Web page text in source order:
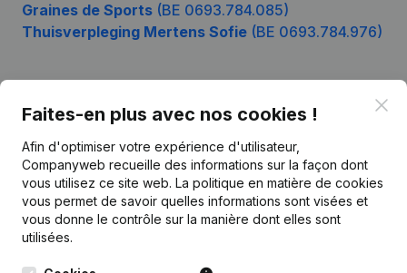
Graines de Sports (BE 0693.784.085)
Thuisverpleging Mertens Sofie (BE 0693.784.976)
Faites-en plus avec nos cookies !
Afin d'optimiser votre expérience d'utilisateur,
Companyweb recueille des informations sur la façon dont
vous utilisez ce site web. La politique en matière de cookies
vous permet de savoir quelles informations sont visées et
vous donne le contrôle sur la manière dont elles sont
utilisées.
Français
Kantorenpark Everest
248D,
Monitoring
Recherche internationale